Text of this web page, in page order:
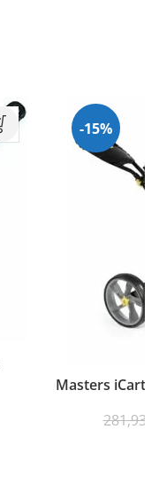
-15%
Masters iCart
281,93